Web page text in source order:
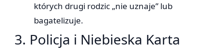
których drugi rodzic „nie uznaje” lub
bagatelizuje.
3. Policja i Niebieska Karta